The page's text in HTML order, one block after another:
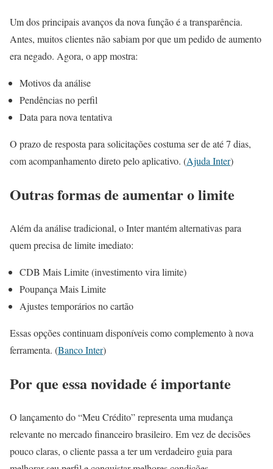
Um dos principais avanços da nova função é a transparência.
Antes, muitos clientes não sabiam por que um pedido de aumento
era negado. Agora, o app mostra:
Motivos da análise
Pendências no perfil
Data para nova tentativa
O prazo de resposta para solicitações costuma ser de até 7 dias,
com acompanhamento direto pelo aplicativo. (Ajuda Inter)
Outras formas de aumentar o limite
Além da análise tradicional, o Inter mantém alternativas para
quem precisa de limite imediato:
CDB Mais Limite (investimento vira limite)
Poupança Mais Limite
Ajustes temporários no cartão
Essas opções continuam disponíveis como complemento à nova
ferramenta. (Banco Inter)
Por que essa novidade é importante
O lançamento do “Meu Crédito” representa uma mudança
relevante no mercado financeiro brasileiro. Em vez de decisões
pouco claras, o cliente passa a ter um verdadeiro guia para